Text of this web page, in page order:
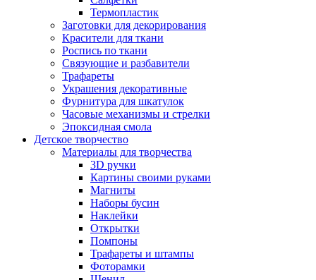
Термопластик
Заготовки для декорирования
Красители для ткани
Роспись по ткани
Связующие и разбавители
Трафареты
Украшения декоративные
Фурнитура для шкатулок
Часовые механизмы и стрелки
Эпоксидная смола
Детское творчество
Материалы для творчества
3D ручки
Картины своими руками
Магниты
Наборы бусин
Наклейки
Открытки
Помпоны
Трафареты и штампы
Фоторамки